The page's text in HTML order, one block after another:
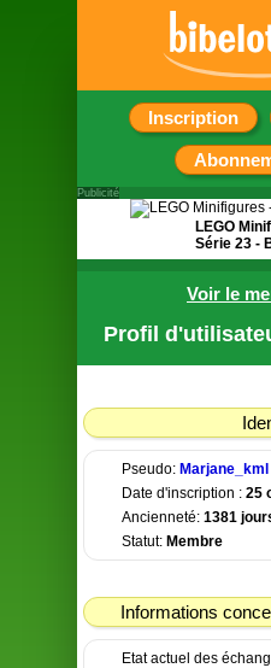
Inscription
Voir le
Profil
Pseudo: Marjane_kml
Date d'inscription : 25
Ancienneté: 1381
Statut: Membre
Informations
Etat actuel des
Publicité
LEGO
Série 23 -
contenant